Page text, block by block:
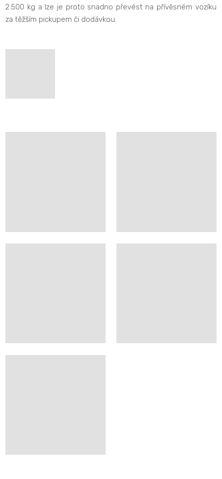
2.500 kg a lze je proto snadno převést na přívěsném vozíku
za těžším pickupem či dodávkou.